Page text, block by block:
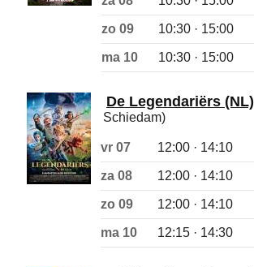
zo 09 10:30 · 15:00
ma 10 10:30 · 15:00
De Legendariërs (NL)
Schiedam)
vr 07 12:00 · 14:10
za 08 12:00 · 14:10
zo 09 12:00 · 14:10
ma 10 12:15 · 14:30